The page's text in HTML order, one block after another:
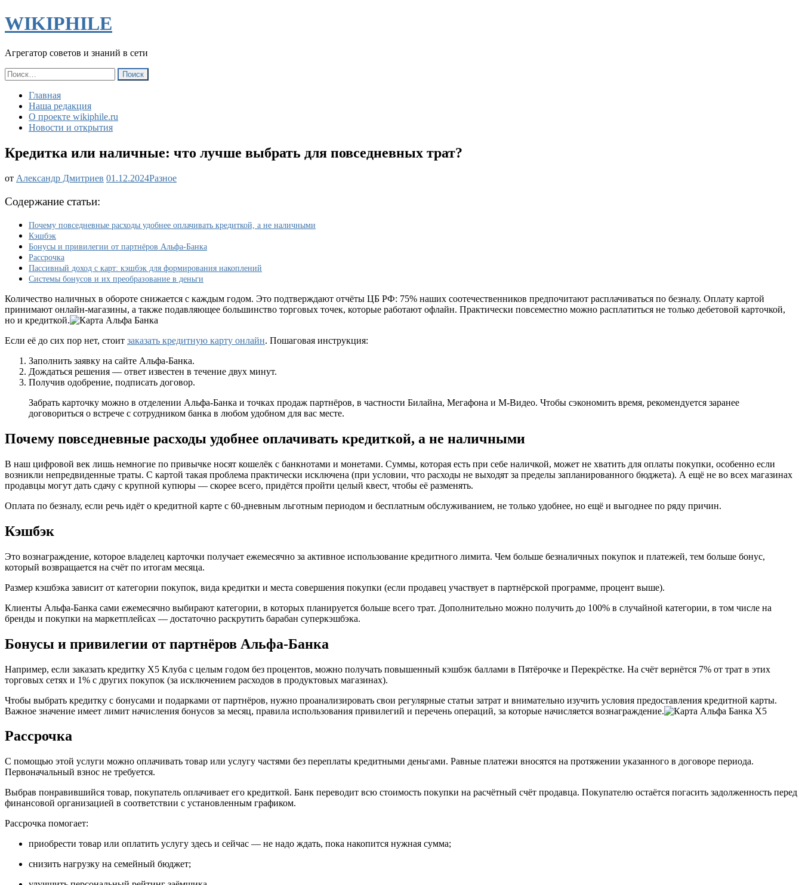
WIKIPHILE
Агрегатор советов и знаний в сети
Найти:
Главная
Наша редакция
О проекте wikiphile.ru
Новости и открытия
Кредитка или наличные: что лучше выбрать для повседневных трат?
от Александр Дмитриев 01.12.2024Кредитка
лучше
выбрать
повседневных
трат?
Разное
Содержание статьи:
Почему повседневные расходы удобнее оплачивать кредиткой, а не наличными
Кэшбэк
Бонусы и привилегии от партнёров Альфа-Банка
Рассрочка
Пассивный доход с карт: кэшбэк для формирования накоплений
Системы бонусов и их преобразование в деньги
Количество наличных в обороте снижается с каждым годом. Это подтверждают отчёты ЦБ РФ: 75% наших соотечественников предпочитают расплачиваться по безналу. Оплату картой
принимают онлайн-магазины, а также подавляющее большинство торговых точек, которые работают офлайн. Практически повсеместно можно расплатиться не только дебетовой карточкой,
но и кредиткой.
Если её до сих пор нет, стоит заказать кредитную карту онлайн. Пошаговая инструкция:
Заполнить заявку на сайте Альфа-Банка.
Дождаться решения — ответ известен в течение двух минут.
Получив одобрение, подписать договор.
Забрать карточку можно в отделении Альфа-Банка и точках продаж партнёров, в частности Билайна, Мегафона и М-Видео. Чтобы сэкономить время, рекомендуется заранее
договориться о встрече с сотрудником банка в любом удобном для вас месте.
Почему повседневные расходы удобнее оплачивать кредиткой, а не наличными
В наш цифровой век лишь немногие по привычке носят кошелёк с банкнотами и монетами. Суммы, которая есть при себе наличкой, может не хватить для оплаты покупки, особенно если
возникли непредвиденные траты. С картой такая проблема практически исключена (при условии, что расходы не выходят за пределы запланированного бюджета). А ещё не во всех магазинах
продавцы могут дать сдачу с крупной купюры — скорее всего, придётся пройти целый квест, чтобы её разменять.
Оплата по безналу, если речь идёт о кредитной карте с 60-дневным льготным периодом и бесплатным обслуживанием, не только удобнее, но ещё и выгоднее по ряду причин.
Кэшбэк
Это вознаграждение, которое владелец карточки получает ежемесячно за активное использование кредитного лимита. Чем больше безналичных покупок и платежей, тем больше бонус,
который возвращается на счёт по итогам месяца.
Размер кэшбэка зависит от категории покупок, вида кредитки и места совершения покупки (если продавец участвует в партнёрской программе, процент выше).
Клиенты Альфа-Банка сами ежемесячно выбирают категории, в которых планируется больше всего трат. Дополнительно можно получить до 100% в случайной категории, в том числе на
бренды и покупки на маркетплейсах — достаточно раскрутить барабан суперкэшбэка.
Бонусы и привилегии от партнёров Альфа-Банка
Например, если заказать кредитку Х5 Клуба с целым годом без процентов, можно получать повышенный кэшбэк баллами в Пятёрочке и Перекрёстке. На счёт вернётся 7% от трат в этих
торговых сетях и 1% с других покупок (за исключением расходов в продуктовых магазинах).
Чтобы выбрать кредитку с бонусами и подарками от партнёров, нужно проанализировать свои регулярные статьи затрат и внимательно изучить условия предоставления кредитной карты.
Важное значение имеет лимит начисления бонусов за месяц, правила использования привилегий и перечень операций, за которые начисляется вознаграждение.
Рассрочка
С помощью этой услуги можно оплачивать товар или услугу частями без переплаты кредитными деньгами. Равные платежи вносятся на протяжении указанного в договоре периода.
Первоначальный взнос не требуется.
Выбрав понравившийся товар, покупатель оплачивает его кредиткой. Банк переводит всю стоимость покупки на расчётный счёт продавца. Покупателю остаётся погасить задолженность перед
финансовой организацией в соответствии с установленным графиком.
Рассрочка помогает:
приобрести товар или оплатить услугу здесь и сейчас — не надо ждать, пока накопится нужная сумма;
снизить нагрузку на семейный бюджет;